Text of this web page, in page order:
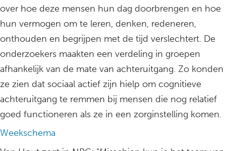
over hoe deze mensen hun dag doorbrengen en hoe
hun vermogen om te leren, denken, redeneren,
onthouden en begrijpen met de tijd verslechtert. De
onderzoekers maakten een verdeling in groepen
afhankelijk van de mate van achteruitgang. Zo konden
ze zien dat sociaal actief zijn hielp om cognitieve
achteruitgang te remmen bij mensen die nog relatief
goed functioneren als ze in een zorginstelling komen.
Weekschema